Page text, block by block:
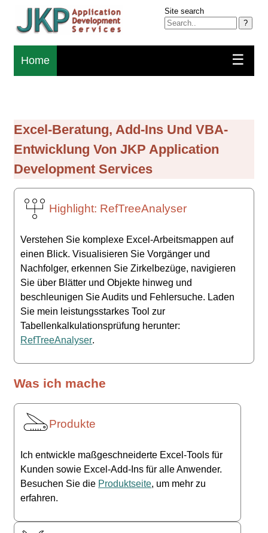
Site search
?
Home ☰
Excel-Beratung, Add-Ins Und VBA-
Entwicklung Von JKP Application
Development Services
Highlight: RefTreeAnalyser
Verstehen Sie komplexe Excel-Arbeitsmappen auf
einen Blick. Visualisieren Sie Vorgänger und
Nachfolger, erkennen Sie Zirkelbezüge, navigieren
Sie über Blätter und Objekte hinweg und
beschleunigen Sie Audits und Fehlersuche. Laden
Sie mein leistungsstarkes Tool zur
Tabellenkalkulationsprüfung herunter:
RefTreeAnalyser.
Was ich mache
Produkte
Ich entwickle maßgeschneiderte Excel-Tools für
Kunden sowie Excel-Add-Ins für alle Anwender.
Besuchen Sie die Produktseite, um mehr zu
erfahren.